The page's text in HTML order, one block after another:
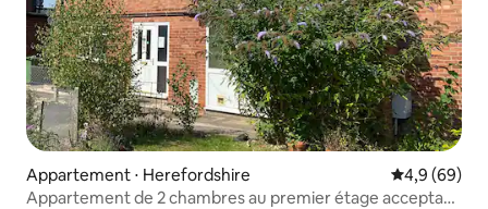
Appartement ⋅ Herefordshire Évaluation
4,9 (69)
Appartement de 2 chambres au premier étage acceptant